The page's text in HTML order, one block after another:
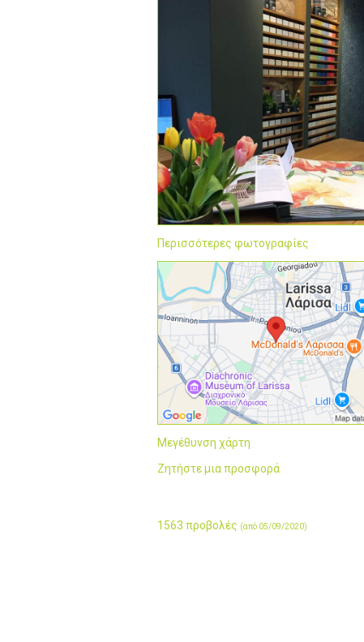
Περισσότερες φωτογραφίες
Μεγέθυνση χάρτη
Ζητήστε μια προσφορά
1563 προβολές (από 05/09/2020)